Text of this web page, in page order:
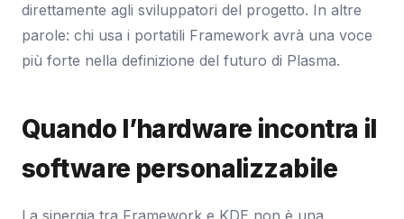
direttamente agli sviluppatori del progetto. In altre
parole: chi usa i portatili Framework avrà una voce
più forte nella definizione del futuro di Plasma.
Quando l’hardware incontra il
software personalizzabile
La sinergia tra Framework e KDE non è una